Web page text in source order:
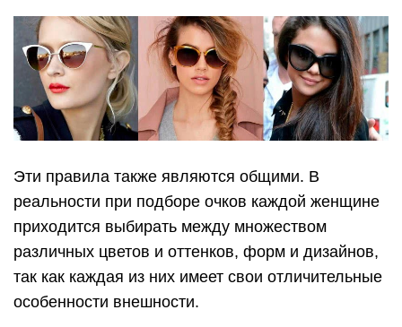
Эти правила также являются общими. В
реальности при подборе очков каждой женщине
приходится выбирать между множеством
различных цветов и оттенков, форм и дизайнов,
так как каждая из них имеет свои отличительные
особенности внешности.